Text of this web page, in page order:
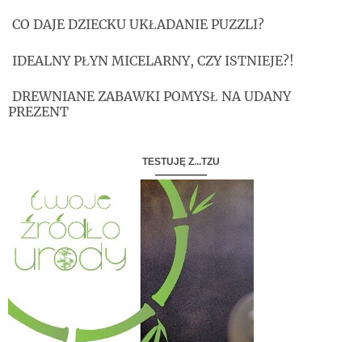
CO DAJE DZIECKU UKŁADANIE PUZZLI?
IDEALNY PŁYN MICELARNY, CZY ISTNIEJE?!
DREWNIANE ZABAWKI POMYSŁ NA UDANY
PREZENT
TESTUJĘ Z...TZU